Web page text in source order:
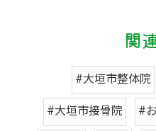
関
#大垣市整体院
#大垣市接骨院
#